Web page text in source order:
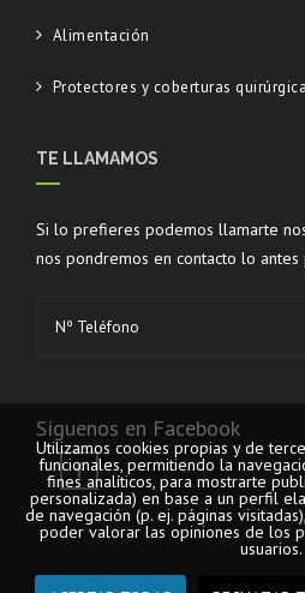
Alimentación
Protectores y coberturas
TE LLAMAMOS
Si lo prefieres podemos llamarte
nos pondremos en contacto lo antes
Síguenos en Facebook
Utilizamos cookies propias y de
funcionales, permitiendo la
fines analíticos, para mostrarte
personalizada) en base a un perfil
de navegación (p. ej. páginas
poder valorar las opiniones de los
usuarios.